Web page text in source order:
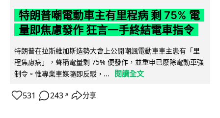
特朗普嘲電動車主有里程病 剩 75% 電
量即焦慮發作 狂言一手終結電車指令
特朗普在拉斯維加斯造勢大會上公開嘲諷電動車車主患有「里
程焦慮病」，聲稱電量剩 75% 便發作，並重申已廢除電動車強
制令。惟專業車媒隨即反駁，...
閱讀全文
531 243 ↗ 分享